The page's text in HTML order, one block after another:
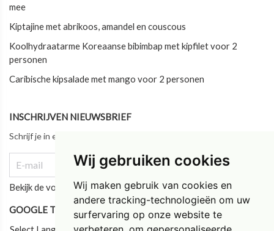
Wij gebruiken cookies
Wij maken gebruik van cookies en
andere tracking-technologieën om uw
surfervaring op onze website te
mee
Kiptajine met abrikoos, amandel en couscous
Koolhydraatarme Koreaanse bibimbap met kipfilet voor 2
personen
Caribische kipsalade met mango voor 2 personen
INSCHRIJVEN NIEUWSBRIEF
Schrijf je in en blijf als eerste op de hoogte van ons laatste nieuws!
Bekijk de vorige updates
GOOGLE TRANSLATE